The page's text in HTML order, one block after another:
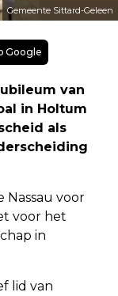
Gemeente Sittard-Geleen
Google
van
in Holtum
als
Nassau voor
voor het
in
lid van